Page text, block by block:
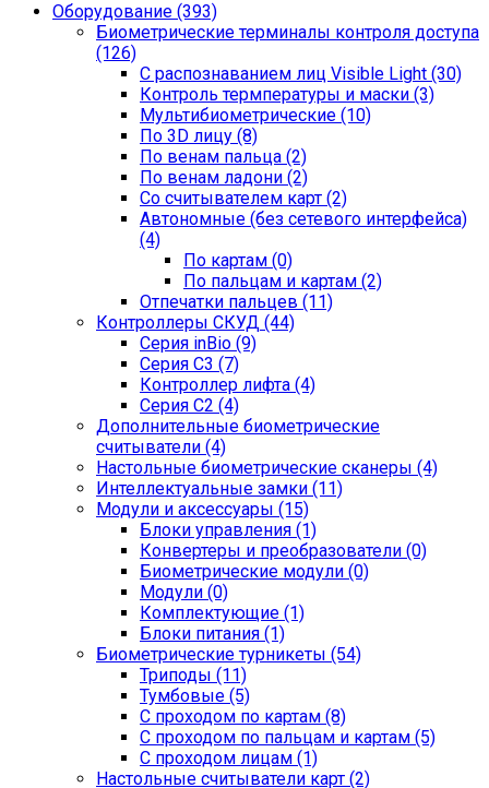
Оборудование (393)
Биометрические терминалы контроля доступа
(126)
С распознаванием лиц Visible Light (30)
Контроль термпературы и маски (3)
Мультибиометрические (10)
По 3D лицу (8)
По венам пальца (2)
По венам ладони (2)
Со считывателем карт (2)
Автономные (без сетевого интерфейса)
(4)
По картам (0)
По пальцам и картам (2)
Отпечатки пальцев (11)
Контроллеры СКУД (44)
Серия inBio (9)
Серия С3 (7)
Контроллер лифта (4)
Серия С2 (4)
Дополнительные биометрические
считыватели (4)
Настольные биометрические сканеры (4)
Интеллектуальные замки (11)
Модули и аксессуары (15)
Блоки управления (1)
Конвертеры и преобразователи (0)
Биометрические модули (0)
Модули (0)
Комплектующие (1)
Блоки питания (1)
Биометрические турникеты (54)
Триподы (11)
Тумбовые (5)
С проходом по картам (8)
С проходом по пальцам и картам (5)
С проходом лицам (1)
Настольные считыватели карт (2)